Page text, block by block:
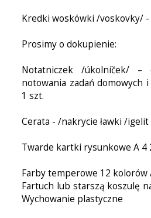
Kredki woskówki /voskovky/
Prosimy o dokupienie:
Notatniczek /úkolníček/ –
notowania zadań domowych
1 szt.
Cerata - /nakrycie ławki /igelit
Twarde kartki rysunkowe A
Farby temperowe 12
Fartuch lub starszą koszulę
Wychowanie plastyczne